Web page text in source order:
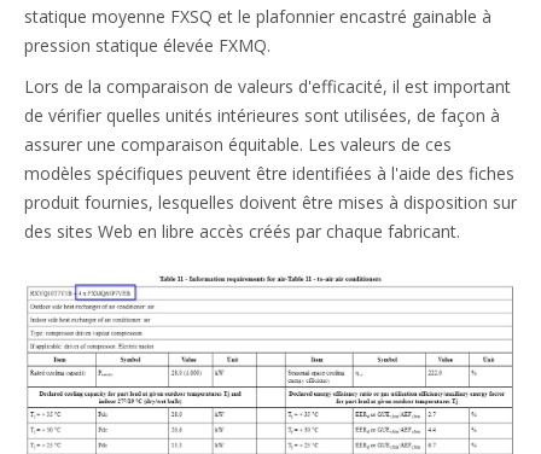
statique moyenne FXSQ et le plafonnier encastré gainable à
pression statique élevée FXMQ.
Lors de la comparaison de valeurs d'efficacité, il est important
de vérifier quelles unités intérieures sont utilisées, de façon à
assurer une comparaison équitable. Les valeurs de ces
modèles spécifiques peuvent être identifiées à l'aide des fiches
produit fournies, lesquelles doivent être mises à disposition sur
des sites Web en libre accès créés par chaque fabricant.